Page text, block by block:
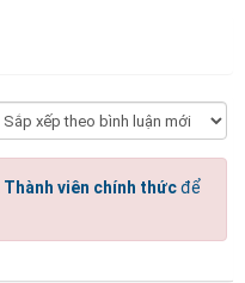
Thành viên chính thứcđể